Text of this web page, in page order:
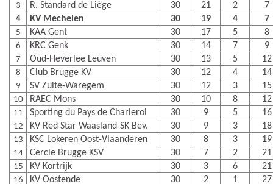
3 R. Standard de Liège 30 21 2 7
4 KV Mechelen 30 19 4 7
5 KAA Gent 30 17 5 8
6 KRC Genk 30 14 7 9
7 Oud-Heverlee Leuven 30 13 5 12
8 Club Brugge KV 30 12 4 14
9 SV Zulte-Waregem 30 12 3 15
10 RAEC Mons 30 10 8 12
11 Sporting du Pays de Charleroi 30 9 5 16
12 KV Red Star Waasland-SK Bev. 30 9 3 18
13 KSC Lokeren Oost-Vlaanderen 30 8 3 19
14 Cercle Brugge KSV 30 7 2 21
15 KV Kortrijk 30 3 6 21
16 KV Oostende 30 2 1 27